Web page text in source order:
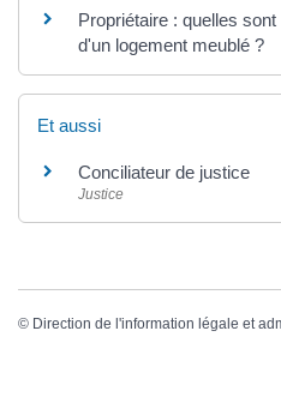
Propriétaire : quelles
d'un logement meublé ?
Et aussi
Conciliateur de justice
Justice
© Direction de l'information légale et